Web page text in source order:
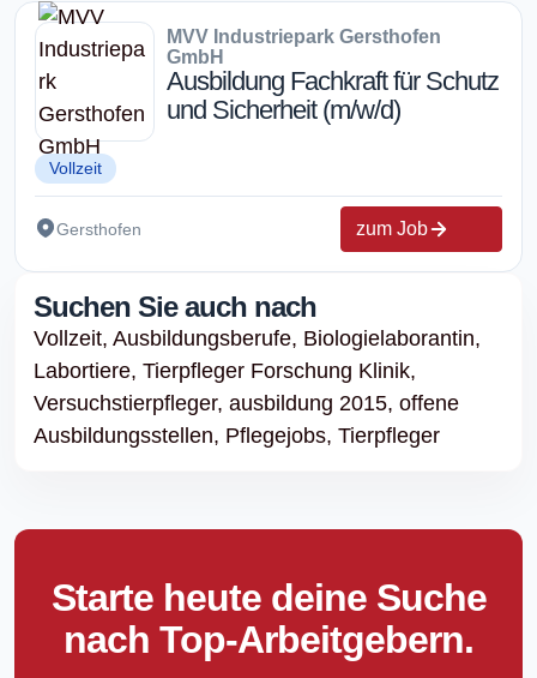
MVV Industriepark Gersthofen
GmbH
Ausbildung Fachkraft für Schutz
und Sicherheit (m/w/d)
Vollzeit
Gersthofen zum Job
Suchen Sie auch nach
Vollzeit, Ausbildungsberufe, Biologielaborantin,
Labortiere, Tierpfleger Forschung Klinik,
Versuchstierpfleger, ausbildung 2015, offene
Ausbildungsstellen, Pflegejobs, Tierpfleger
Starte heute deine Suche
nach Top-Arbeitgebern.